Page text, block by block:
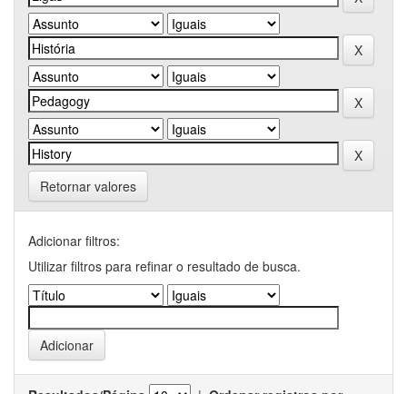
Retornar valores
Adicionar filtros:
Utilizar filtros para refinar o resultado de busca.